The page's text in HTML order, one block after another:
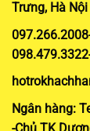
Trưng, Hà Nội
Ngân hàng: